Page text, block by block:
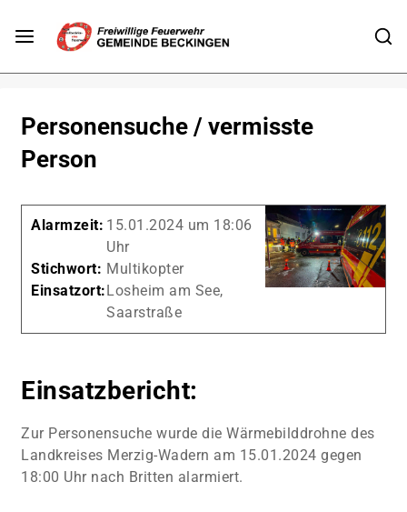
Personensuche / vermisste
Person
Alarmzeit: 15.01.2024 um 18:06
Uhr
Stichwort: Multikopter
Einsatzort:Losheim am See,
Saarstraße
Einsatzbericht:
Zur Personensuche wurde die Wärmebilddrohne des
Landkreises Merzig-Wadern am 15.01.2024 gegen
18:00 Uhr nach Britten alarmiert.